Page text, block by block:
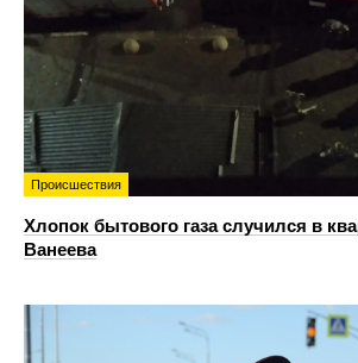
Происшествия
Хлопок бытового газа случился в
Ванеева